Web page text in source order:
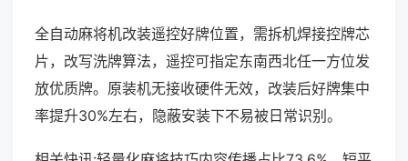
全自动麻将机改装遥控好牌位置，需拆机焊接控牌芯
片，改写洗牌算法，遥控可指定东南西北任一方位发
放优质牌。原装机无接收硬件无效，改装后好牌集中
率提升30%左右，隐蔽安装下不易被日常识别。